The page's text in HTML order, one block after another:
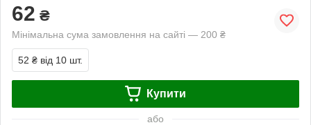
62 ₴
Мінімальна сума замовлення на сайті — 200 ₴
52 ₴ від 10 шт.
Купити
або